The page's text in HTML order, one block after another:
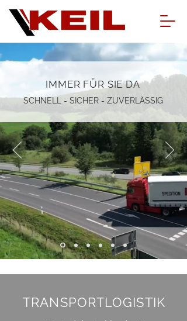
SCHNELL - SICHER - ZUVERLÄSSIG
IMMER FÜR SIE DA
TRANSPORTLOGISTIK